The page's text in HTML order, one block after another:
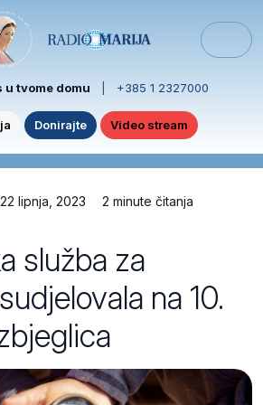
tvome domu +385 1 2327000
Donirajte Video stream
22 lipnja, 2023 2 minute čitanja
služba za
na 10.